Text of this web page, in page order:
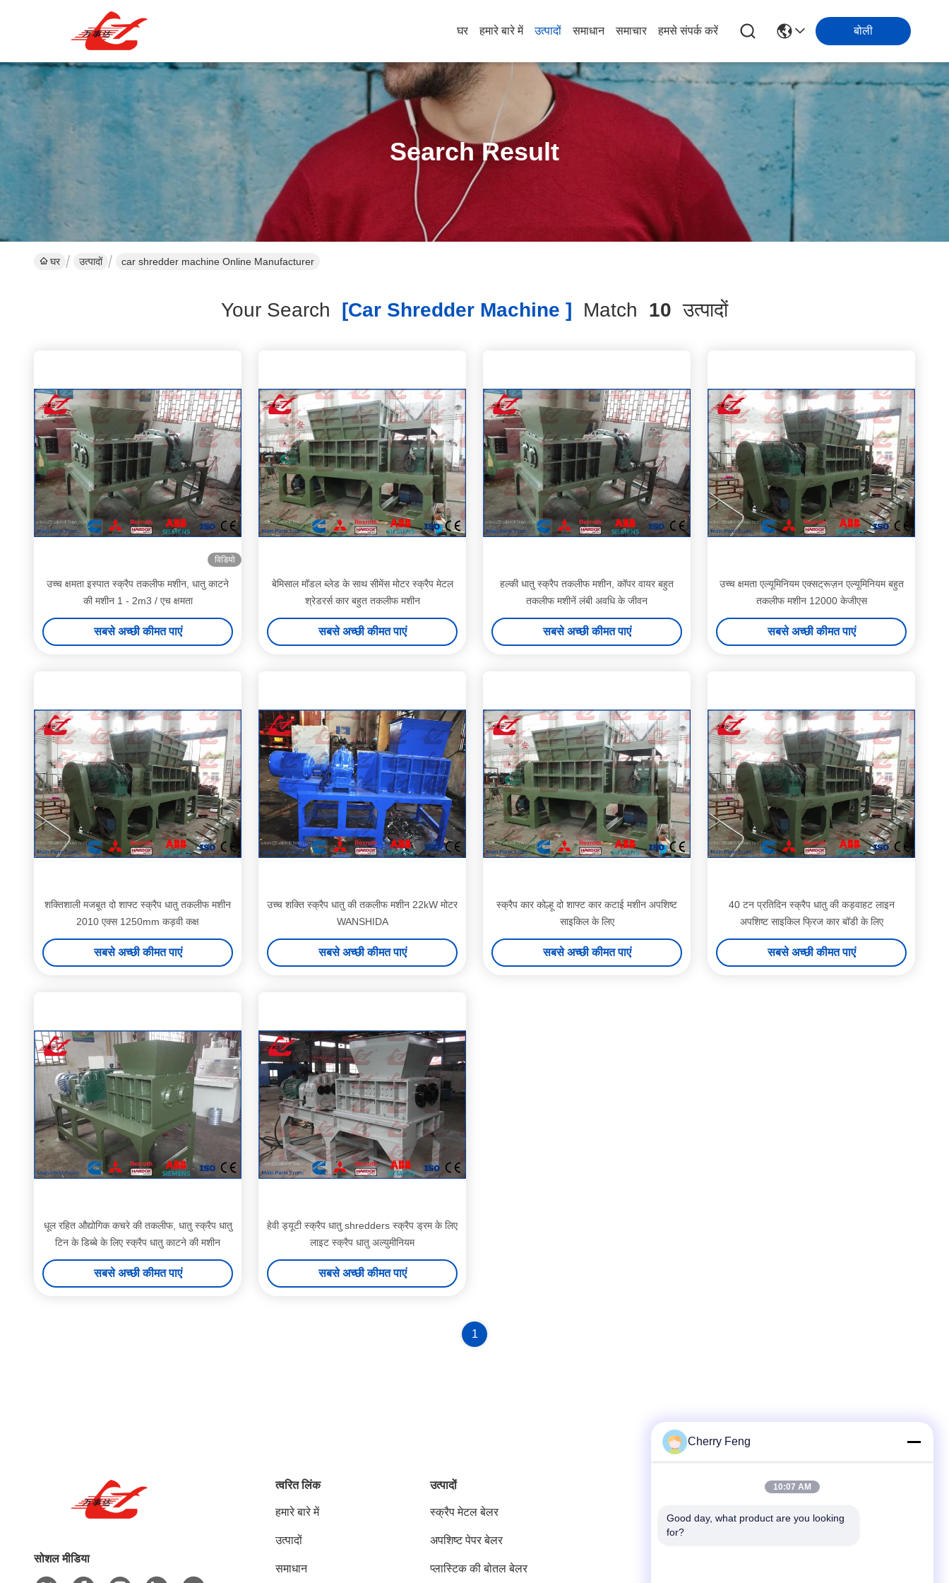
घर हमारे बारे में उत्पादों समाधान समाचार हमसे संपर्क करें बोली
Search Result
घर उत्पादों car shredder machine Online Manufacturer
Your Search [car Shredder Machine ] Match 10 उत्पादों
विडियो
उच्च क्षमता इस्पात स्क्रैप तकलीफ मशीन, धातु काटने
की मशीन 1 - 2m3 / एच क्षमता
सबसे अच्छी कीमत पाएं
बेमिसाल मॉडल ब्लेड के साथ सीमेंस मोटर स्क्रैप मेटल
श्रेडरर्स कार बहुत तकलीफ मशीन
सबसे अच्छी कीमत पाएं
हल्की धातु स्क्रैप तकलीफ मशीन, कॉपर वायर बहुत
तकलीफ मशीनें लंबी अवधि के जीवन
सबसे अच्छी कीमत पाएं
उच्च क्षमता एल्यूमिनियम एक्सट्रूज़न एल्यूमिनियम बहुत
तकलीफ मशीन 12000 केजीएस
सबसे अच्छी कीमत पाएं
शक्तिशाली मजबूत दो शाफ्ट स्क्रैप धातु तकलीफ मशीन
2010 एक्स 1250mm कड़वी कक्ष
सबसे अच्छी कीमत पाएं
उच्च शक्ति स्क्रैप धातु की तकलीफ मशीन 22kW मोटर
WANSHIDA
सबसे अच्छी कीमत पाएं
स्क्रैप कार कोल्हू दो शाफ्ट कार कटाई मशीन अपशिष्ट
साइकिल के लिए
सबसे अच्छी कीमत पाएं
40 टन प्रतिदिन स्क्रैप धातु की कड़वाहट लाइन
अपशिष्ट साइकिल फ्रिज कार बॉडी के लिए
सबसे अच्छी कीमत पाएं
धूल रहित औद्योगिक कचरे की तकलीफ, धातु स्क्रैप धातु
टिन के डिब्बे के लिए स्क्रैप धातु काटने की मशीन
सबसे अच्छी कीमत पाएं
हेवी ड्यूटी स्क्रैप धातु shredders स्क्रैप ड्रम के लिए
लाइट स्क्रैप धातु अल्युमीनियम
सबसे अच्छी कीमत पाएं
1
सोशल मीडिया
त्वरित लिंक
हमारे बारे में
उत्पादों
समाधान
उत्पादों
स्क्रैप मेटल बेलर
अपशिष्ट पेपर बेलर
प्लास्टिक की बोतल बेलर
टेलीफोन
Cherry Feng
10:07 AM
Good day, what product are you looking
for?